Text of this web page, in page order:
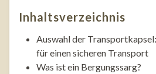
Inhaltsverzeichnis
Auswahl der
für einen sicheren Transport
Was ist ein Bergungssarg?